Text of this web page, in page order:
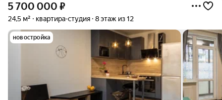
5 700 000 ₽
24,5 м² квартира-студия 8 этаж из 12
новостройка